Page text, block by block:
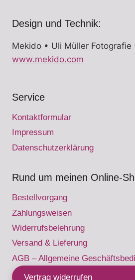
Design und Technik:
Mekido • Uli Müller Fotografie
www.mekido.com
Service
Kontaktformular
Impressum
Datenschutzerklärung
Rund um meinen Online-
Bestellvorgang
Zahlungsweisen
Widerrufsbelehrung
Versand & Lieferung
AGB – Allgemeine
Vertrag widerrufen